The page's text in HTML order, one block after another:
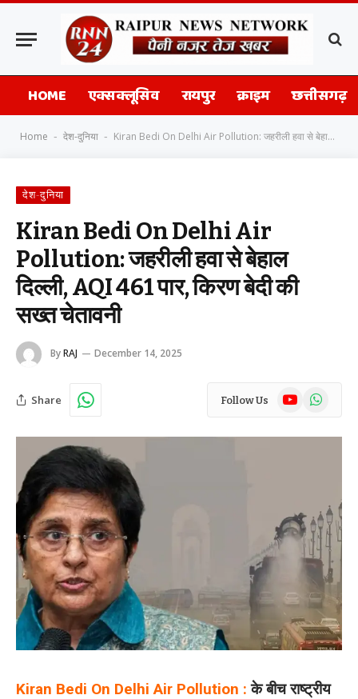
HOME एक्सक्लूसिव रायपुर क्राइम छत्तीसगढ़
Home - देश-दुनिया - Kiran Bedi On Delhi Air Pollution: जहरीली हवा से बेहाल दिल्ली, AQI 461 पार, किरण बेदी की सख्त चेतावनी
देश-दुनिया
Kiran Bedi On Delhi Air
Pollution: जहरीली हवा से बेहाल
दिल्ली, AQI 461 पार, किरण बेदी की
सख्त चेतावनी
ByRAJ December 14, 2025
Share Follow Us YouTubeWhatsApp
Kiran Bedi On Delhi Air Pollution : के बीच राष्ट्रीय